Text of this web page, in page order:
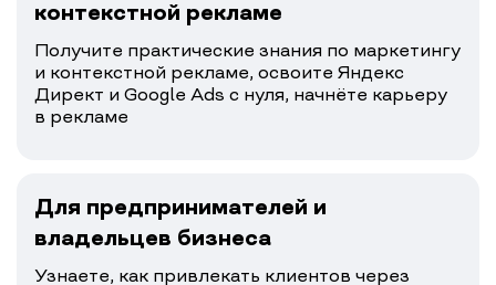
контекстной рекламе
Получите практические знания по маркетингу
и контекстной рекламе, освоите Яндекс
Директ и Google Ads с нуля, начнёте карьеру
в рекламе
Для предпринимателей и
владельцев бизнеса
Узнаете, как привлекать клиентов через